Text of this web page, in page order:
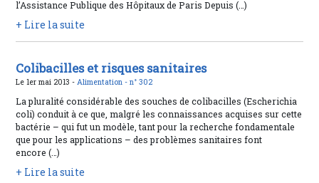
l’Assistance Publique des Hôpitaux de Paris Depuis (…)
+ Lire la suite
Colibacilles et risques sanitaires
Le 1er mai 2013 -Alimentation -n° 302
La pluralité considérable des souches de colibacilles (Escherichia
coli) conduit à ce que, malgré les connaissances acquises sur cette
bactérie – qui fut un modèle, tant pour la recherche fondamentale
que pour les applications – des problèmes sanitaires font
encore (…)
+ Lire la suite